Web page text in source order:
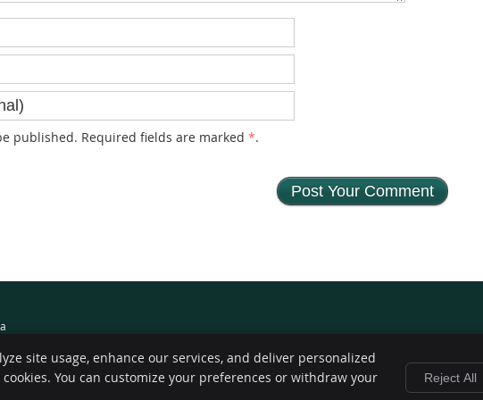
published. Required fields are marked *.
site usage, enhance our services, and deliver personalized
You can customize your preferences or withdraw your
Reject All